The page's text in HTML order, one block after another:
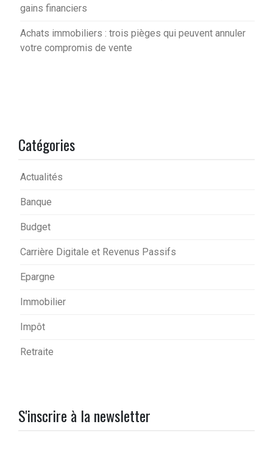
gains financiers
Achats immobiliers : trois pièges qui peuvent annuler
votre compromis de vente
Catégories
Actualités
Banque
Budget
Carrière Digitale et Revenus Passifs
Epargne
Immobilier
Impôt
Retraite
S'inscrire à la newsletter